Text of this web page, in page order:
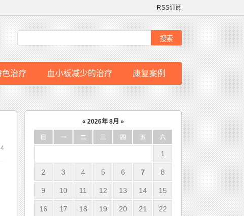
RSS订阅
色治疗 血小板减少的治疗 康复案例
« 2026年 8月 »
日 一 二 三 四 五 六
1
2 3 4 5 6 7 8
9 10 11 12 13 14 15
16 17 18 19 20 21 22